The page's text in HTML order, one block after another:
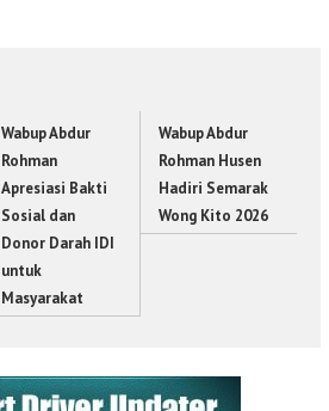
Wabup Abdur
Rohman
Apresiasi Bakti
Sosial dan
Donor Darah IDI
untuk
Masyarakat
Wabup Abdur
Rohman Husen
Hadiri Semarak
Wong Kito 2026